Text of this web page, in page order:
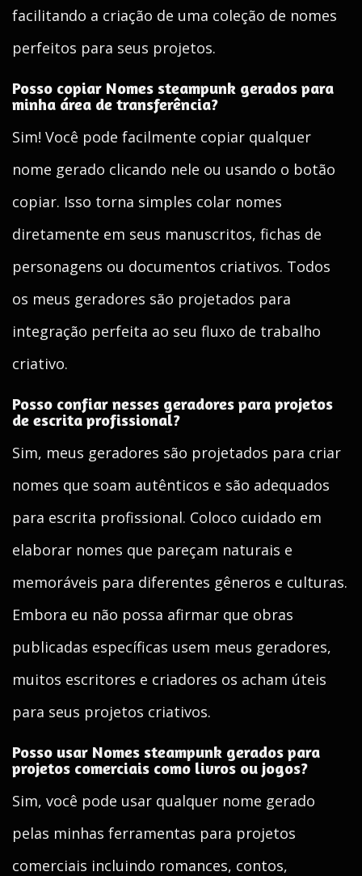
facilitando a criação de uma coleção de nomes
perfeitos para seus projetos.
Posso copiar Nomes steampunk gerados para
minha área de transferência?
Sim! Você pode facilmente copiar qualquer
nome gerado clicando nele ou usando o botão
copiar. Isso torna simples colar nomes
diretamente em seus manuscritos, fichas de
personagens ou documentos criativos. Todos
os meus geradores são projetados para
integração perfeita ao seu fluxo de trabalho
criativo.
Posso confiar nesses geradores para projetos
de escrita profissional?
Sim, meus geradores são projetados para criar
nomes que soam autênticos e são adequados
para escrita profissional. Coloco cuidado em
elaborar nomes que pareçam naturais e
memoráveis para diferentes gêneros e culturas.
Embora eu não possa afirmar que obras
publicadas específicas usem meus geradores,
muitos escritores e criadores os acham úteis
para seus projetos criativos.
Posso usar Nomes steampunk gerados para
projetos comerciais como livros ou jogos?
Sim, você pode usar qualquer nome gerado
pelas minhas ferramentas para projetos
comerciais incluindo romances, contos,